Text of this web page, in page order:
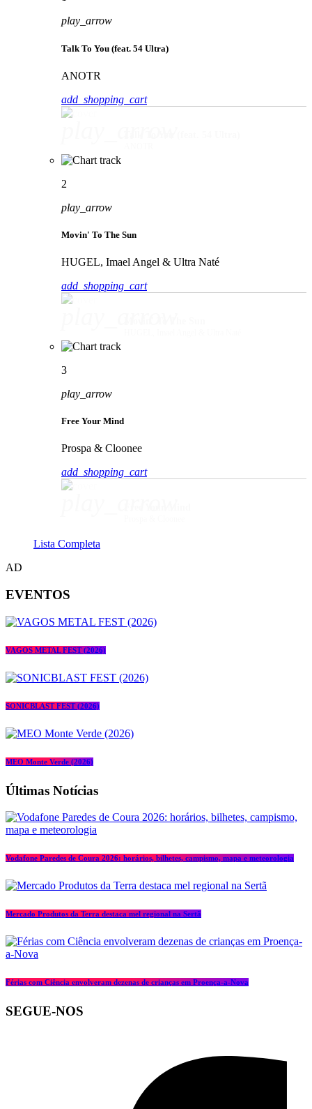
play_arrow
Talk To You (feat. 54 Ultra)
ANOTR
add_shopping_cart
2
play_arrow
Movin' To The Sun
HUGEL, Imael Angel & Ultra Naté
add_shopping_cart
3
play_arrow
Free Your Mind
Prospa & Cloonee
add_shopping_cart
Lista Completa
AD
EVENTOS
VAGOS METAL FEST (2026)
SONICBLAST FEST (2026)
MEO Monte Verde (2026)
Últimas Notícias
Vodafone Paredes de Coura 2026: horários, bilhetes, campismo, mapa e meteorologia
Mercado Produtos da Terra destaca mel regional na Sertã
Férias com Ciência envolveram dezenas de crianças em Proença-a-Nova
SEGUE-NOS